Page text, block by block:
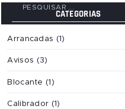
CATEGORIAS
Arrancadas (1)
Avisos (3)
Blocante (1)
Calibrador (1)